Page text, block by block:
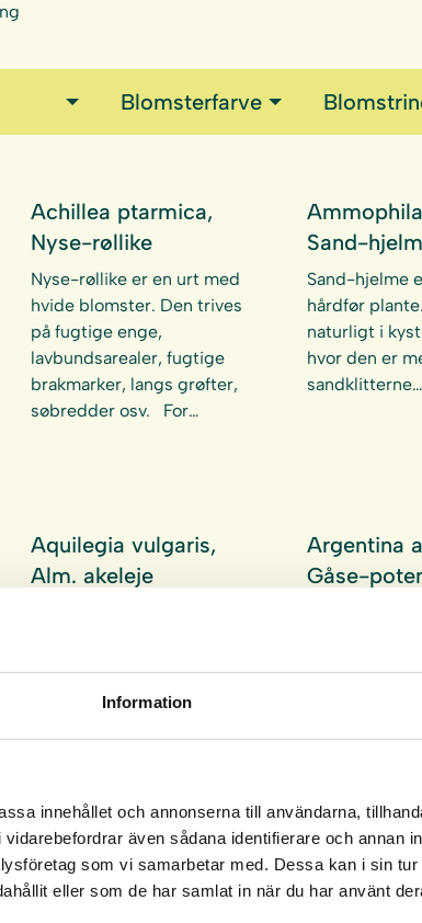
Information
innehållet och annonserna till användarna,
även sådana identifierare och annan
som vi samarbetar med. Dessa kan i sin
eller som de har samlat in när du har använt
Blomsterfarve
Achillea ptarmica,
Nyse-røllike
Nyse-røllike er en urt med
hvide blomster. Den trives
på fugtige enge,
lavbundsarealer, fugtige
brakmarker, langs grøfter,
søbredder osv. For…
Sand-
Sand-hjelme
hårdfør
naturligt i
hvor den er
Aquilegia vulgaris,
Alm. akeleje
blomster. Den vokser på
Argentina
Gåse-
krybende urt
naturligt på
næringsrig
Calluna